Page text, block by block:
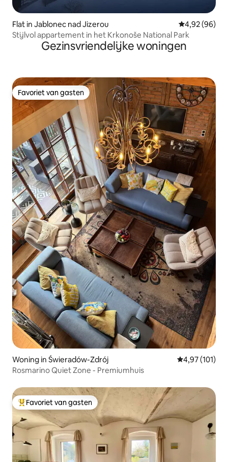
Flat in Jablonec nad Jizerou Gemiddelde
4,92 (96)
Stijlvol appartement in het Krkonoše National Park
Gezinsvriendelijke woningen
Favoriet van gasten
Favoriet van gasten
Woning in Świeradów-Zdrój Gemiddelde
4,97 (101)
Rosmarino Quiet Zone - Premiumhuis
Topfavoriet van gasten
Favoriet van gasten